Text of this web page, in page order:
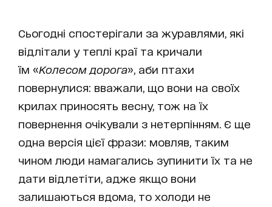
Сьогодні спостерігали за журавлями, які
відлітали у теплі краї та кричали
їм «Колесом дорога», аби птахи
повернулися: вважали, що вони на своїх
крилах приносять весну, тож на їх
повернення очікували з нетерпінням. Є ще
одна версія цієї фрази: мовляв, таким
чином люди намагались зупинити їх та не
дати відлетіти, адже якщо вони
залишаються вдома, то холоди не